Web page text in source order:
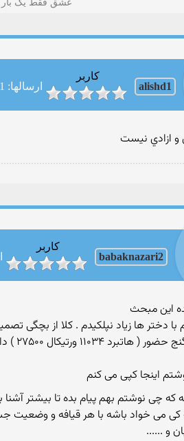
عشق فقط یک بار
alishd1
کاربر
ارسالها: 1
و ازادي نيست
babaknazari2
کاربر
این مبحث
اینجا کپی می کنم
که چی نوشتم بهم پیام بده تا بیشتر
می خواد باشه با هر قیافه و وضعیت
و ......